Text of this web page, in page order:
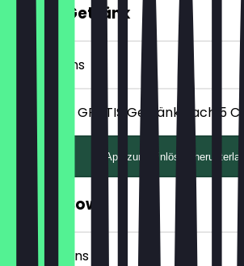
GRATIS Getränk
5 Check-ins
Erhalte ein GRATIS Getränk nach 5
App zum Einlösen
GRATIS Bowl
10 Check-ins